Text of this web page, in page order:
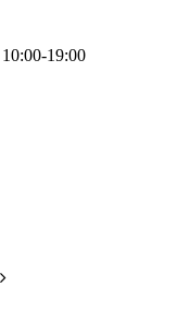
19:00